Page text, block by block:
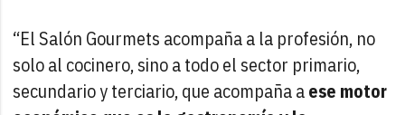
“El Salón Gourmets acompaña a la profesión, no
solo al cocinero, sino a todo el sector primario,
secundario y terciario, que acompaña aese motor